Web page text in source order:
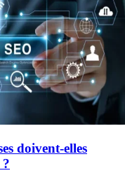
doivent-elles